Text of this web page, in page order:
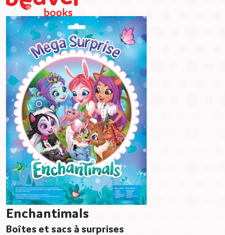
Enchantimals
Boîtes et sacs à surprises